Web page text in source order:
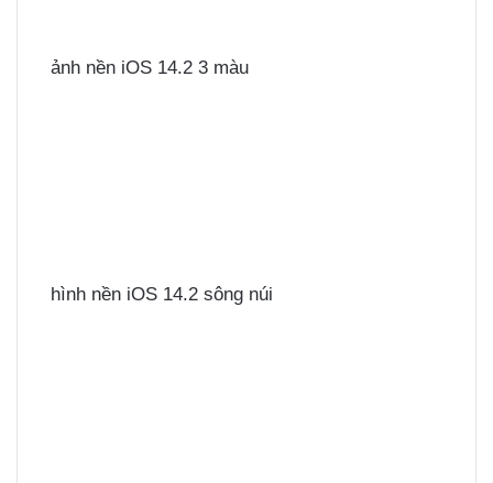
ảnh nền iOS 14.2 3 màu
hình nền iOS 14.2 sông núi